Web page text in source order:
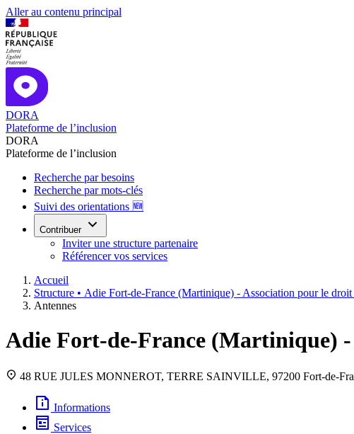
Aller au contenu principal
DORA
Plateforme de l’inclusion
DORA
Plateforme de l’inclusion
Recherche par besoins
Recherche par mots-clés
Suivi des orientations 🆕
Contribuer
Inviter une structure partenaire
Référencer vos services
Accueil
Structure • Adie Fort-de-France (Martinique) - Association pour le
Antennes
Adie Fort-de-France (Martinique)
48 RUE JULES MONNEROT, TERRE SAINVILLE, 97200 Fort-de-
Informations
Services